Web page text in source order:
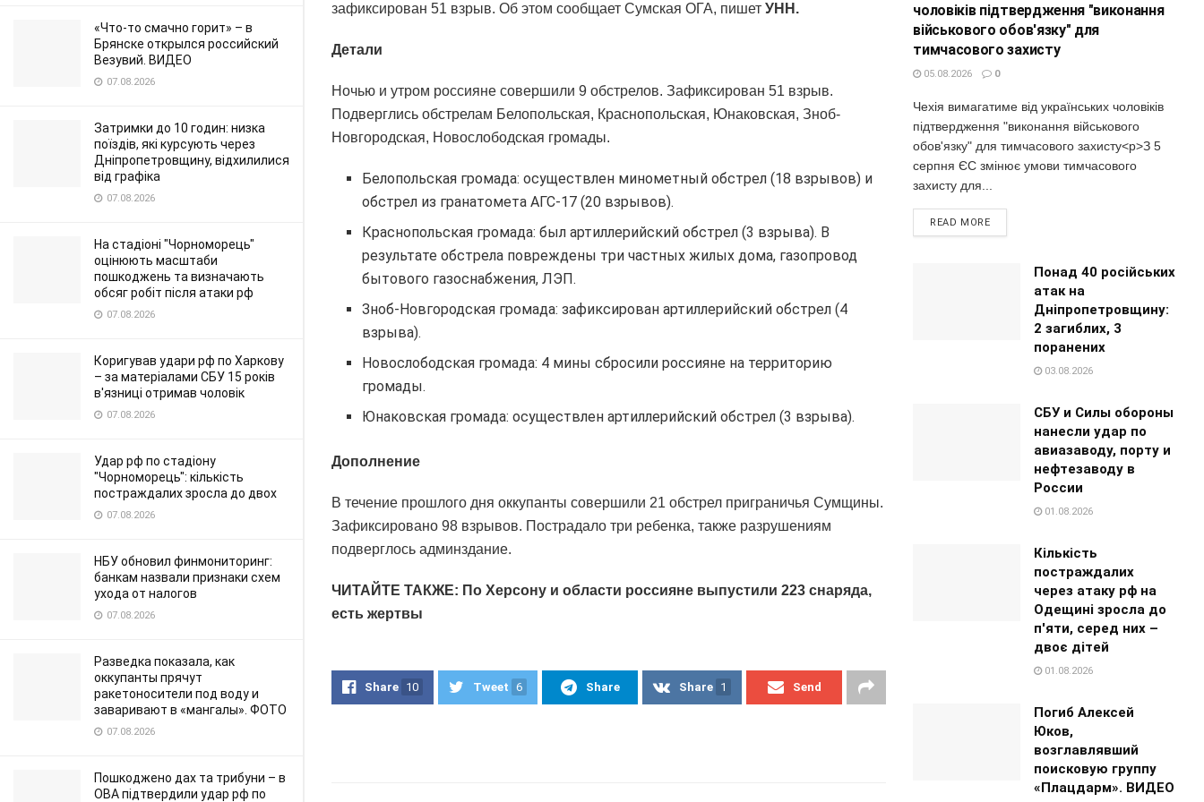
«Что-то смачно горит» – в
Брянске открылся российский
Везувий. ВИДЕО
07.08.2026
Затримки до 10 годин: низка
поїздів, які курсують через
Дніпропетровщину, відхилилися
від графіка
07.08.2026
На стадіоні "Чорноморець"
оцінюють масштаби
пошкоджень та визначають
обсяг робіт після атаки рф
07.08.2026
Коригував удари рф по Харкову
– за матеріалами СБУ 15 років
в'язниці отримав чоловік
07.08.2026
Удар рф по стадіону
"Чорноморець": кількість
постраждалих зросла до двох
07.08.2026
НБУ обновил финмониторинг:
банкам назвали признаки схем
ухода от налогов
07.08.2026
Разведка показала, как
оккупанты прячут
ракетоносители под воду и
заваривают в «мангалы». ФОТО
07.08.2026
Пошкоджено дах та трибуни – в
ОВА підтвердили удар рф по
зафиксирован 51 взрыв. Об этом сообщает Сумская ОГА, пишет УНН.
Детали
Ночью и утром россияне совершили 9 обстрелов. Зафиксирован 51 взрыв.
Подверглись обстрелам Белопольская, Краснопольская, Юнаковская, Зноб-
Новгородская, Новослободская громады.
Белопольская громада: осуществлен минометный обстрел (18 взрывов) и
обстрел из гранатомета АГС-17 (20 взрывов).
Краснопольская громада: был артиллерийский обстрел (3 взрыва). В
результате обстрела повреждены три частных жилых дома, газопровод
бытового газоснабжения, ЛЭП.
Зноб-Новгородская громада: зафиксирован артиллерийский обстрел (4
взрыва).
Новослободская громада: 4 мины сбросили россияне на территорию
громады.
Юнаковская громада: осуществлен артиллерийский обстрел (3 взрыва).
Дополнение
В течение прошлого дня оккупанты совершили 21 обстрел приграничья Сумщины.
Зафиксировано 98 взрывов. Пострадало три ребенка, также разрушениям
подверглось админздание.
ЧИТАЙТЕ ТАКЖЕ: По Херсону и области россияне выпустили 223 снаряда,
есть жертвы
Share 10 Tweet 6 Share Share 1 Send
чоловіків підтвердження "виконання
військового обов'язку" для
тимчасового захисту
05.08.2026 0
Чехія вимагатиме від українських чоловіків
підтвердження "виконання військового
обов'язку" для тимчасового захисту<p>З 5
серпня ЄС змінює умови тимчасового
захисту для...
READ MORE
Понад 40 російських
атак на
Дніпропетровщину:
2 загиблих, 3
поранених
03.08.2026
СБУ и Силы обороны
нанесли удар по
авиазаводу, порту и
нефтезаводу в
России
01.08.2026
Кількість
постраждалих
через атаку рф на
Одещині зросла до
п'яти, серед них –
двоє дітей
01.08.2026
Погиб Алексей
Юков,
возглавлявший
поисковую группу
«Плацдарм». ВИДЕО